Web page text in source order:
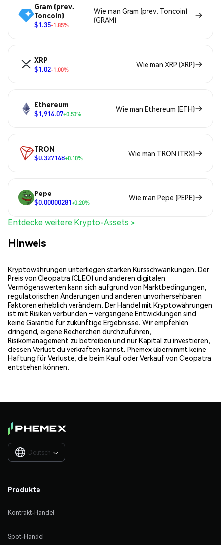
Gram (prev.
Toncoin)
$1.35-1.85%
Wie man Gram (prev. Toncoin)
(GRAM)
XRP
$1.02-1.00%
Wie man XRP (XRP)
Ethereum
$1,914.07+0.50%
Wie man Ethereum (ETH)
TRON
$0.327148+0.10%
Wie man TRON (TRX)
Pepe
$0.00000281+0.20%
Wie man Pepe (PEPE)
Entdecke weitere Krypto-Assets >
Hinweis
Kryptowährungen unterliegen starken Kursschwankungen. Der
Preis von Cleopatra (CLEO) und anderen digitalen
Vermögenswerten kann sich aufgrund von Marktbedingungen,
regulatorischen Änderungen und anderen unvorhersehbaren
Faktoren erheblich verändern. Der Handel mit Kryptowährungen
ist mit Risiken verbunden – vergangene Entwicklungen sind
keine Garantie für zukünftige Ergebnisse. Wir empfehlen
dringend, eigene Recherchen durchzuführen,
Risikomanagement zu betreiben und nur Kapital zu investieren,
dessen Verlust du verkraften kannst. Phemex übernimmt keine
Haftung für Verluste, die beim Kauf oder Verkauf von Cleopatra
entstehen können.
Deutsch 
Produkte
Kontrakt-Handel
Spot-Handel